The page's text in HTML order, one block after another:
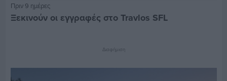
Πριν 9 ημέρες
Ξεκινούν οι εγγραφές στο Travlos SFL
Διαφήμιση